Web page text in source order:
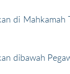
di
dibawah